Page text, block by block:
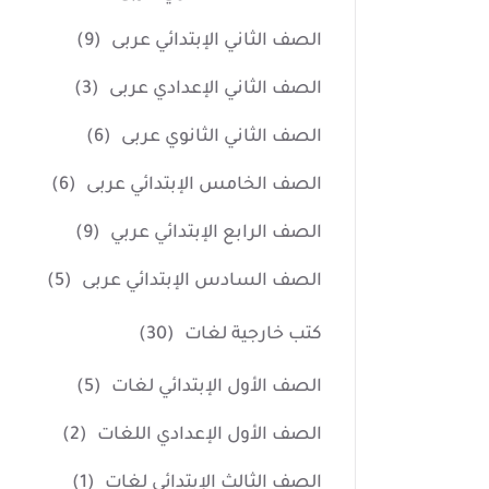
الصف الثاني الإبتدائي عربى (9)
الصف الثاني الإعدادي عربى (3)
الصف الثاني الثانوي عربى (6)
الصف الخامس الإبتدائي عربى (6)
الصف الرابع الإبتدائي عربي (9)
الصف السادس الإبتدائي عربى (5)
كتب خارجية لغات (30)
الصف الأول الإبتدائي لغات (5)
الصف الأول الإعدادي اللغات (2)
الصف الثالث الإبتدائي لغات (1)